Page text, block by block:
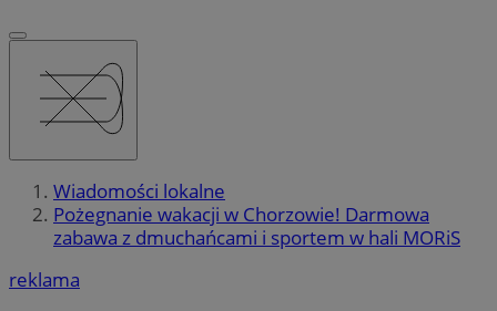
Wiadomości lokalne
Pożegnanie wakacji w Chorzowie! Darmowa
zabawa z dmuchańcami i sportem w hali MORiS
reklama